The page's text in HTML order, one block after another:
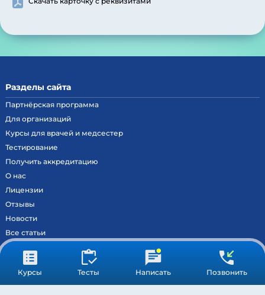
Курсы Тесты Написать Позвонить
Разделы сайта
Партнёрская программа
Для организаций
Курсы для врачей и медсестер
Тестирование
Получить аккредитацию
О нас
Лицензии
Отзывы
Новости
Все статьи
Контакты
Вход на образовательный портал
Сведения